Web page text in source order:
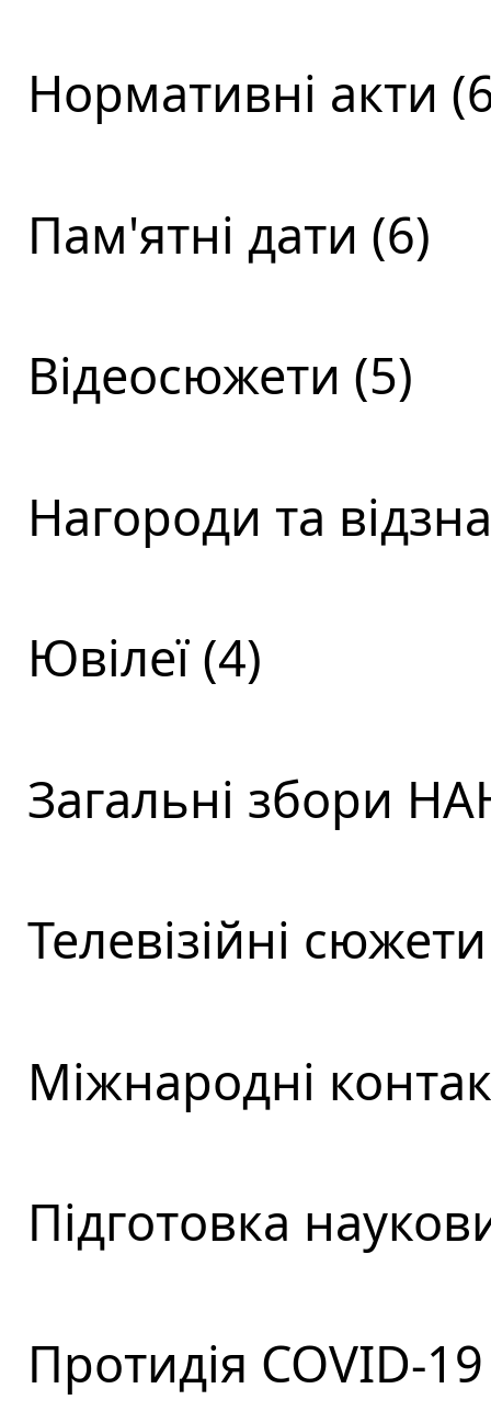
Нормативні акти
Пам'ятні дати (6)
Відеосюжети (5)
Нагороди та
Ювілеї (4)
Загальні збори
Телевізійні
Міжнародні
Підготовка
Протидія COVID-